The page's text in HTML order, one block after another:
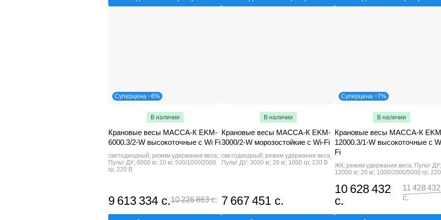
Суперцена −6%
В наличии
Крановые весы МАССА-К EKM-
6000.3/2-W высокоточные c Wi Fi
светодиодный; режим удержания веса;
Пульт ДУ; 6000 кг; 10 кг; 500/1000/2000
гр; 220 В
9 613 334 с.10 226 863 с.
В наличии
Крановые весы МАССА-К EKM-
3000/2-W морозостойкие c Wi-Fi
светодиодный; режим удержания веса;
Пульт ДУ; 3000 кг; 20 кг; 1000 гр; 220 В
7 667 451 с.
Суперцена −7%
В наличии
Крановые весы МАССА-К
12000.3/1-W высокоточные c
Fi
ЖК; режим удержания веса; Пульт ДУ;
12000 кг; 20 кг; 1000/2000/5000 гр;
10 628 432
с.
11 428 432
с.